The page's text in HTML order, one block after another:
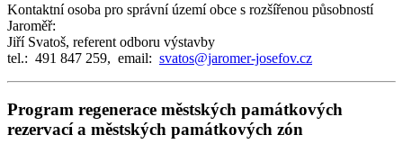
Kontaktní osoba pro správní území obce s rozšířenou působností
Jaroměř:
Jiří Svatoš, referent odboru výstavby
tel.: 491 847 259, email: svatos@jaromer-josefov.cz
Program regenerace městských památkových
rezervací a městských památkových zón